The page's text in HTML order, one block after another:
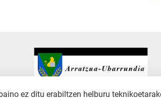
ez ditu erabiltzen helburu